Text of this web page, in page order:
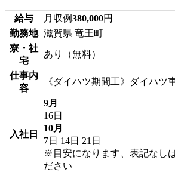
給与 月収例380,000円
勤務地 滋賀県 竜王町
寮・社
宅
あり（無料）
仕事内
容
《ダイハツ期間工》ダイハツ
入社日
9月
16日
10月
7日 14日 21日
※目安になります、表記なし
ださい